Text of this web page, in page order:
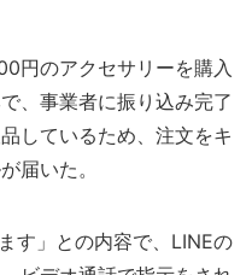
円のアクセサリーを購入
、事業者に振り込み完了
しているため、注文をキ
届いた。
」との内容で、LINEの